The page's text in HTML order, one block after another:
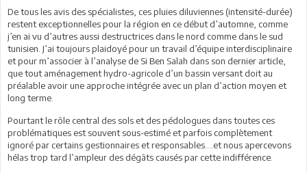
De tous les avis des spécialistes, ces pluies diluviennes (intensité-durée)
restent exceptionnelles pour la région en ce début d’automne, comme
j’en ai vu d’autres aussi destructrices dans le nord comme dans le sud
tunisien. J’ai toujours plaidoyé pour un travail d’équipe interdisciplinaire
et pour m’associer à l’analyse de Si Ben Salah dans son dernier article,
que tout aménagement hydro-agricole d’un bassin versant doit au
préalable avoir une approche intégrée avec un plan d’action moyen et
long terme.
Pourtant le rôle central des sols et des pédologues dans toutes ces
problématiques est souvent sous-estimé et parfois complètement
ignoré par certains gestionnaires et responsables….et nous apercevons
hélas trop tard l’ampleur des dégâts causés par cette indifférence.